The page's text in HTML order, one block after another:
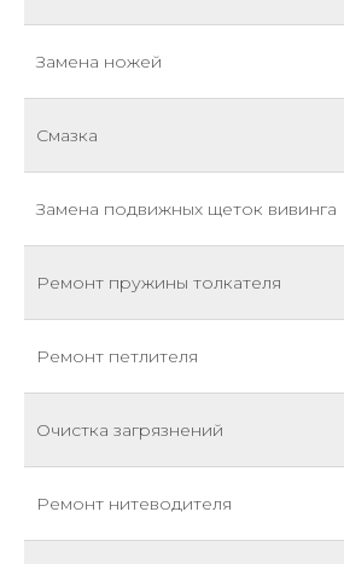
Замена ножей
Смазка
Замена подвижных щеток вивинга
Ремонт пружины толкателя
Ремонт петлителя
Очистка загрязнений
Ремонт нитеводителя